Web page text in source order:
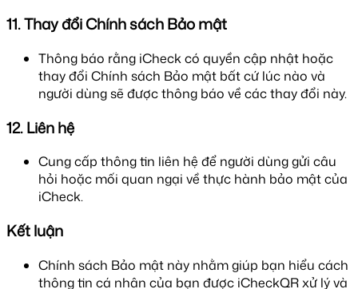
11. Thay đổi Chính sách Bảo mật
Thông báo rằng iCheck có quyền cập nhật hoặc
thay đổi Chính sách Bảo mật bất cứ lúc nào và
người dùng sẽ được thông báo về các thay đổi này.
12. Liên hệ
Cung cấp thông tin liên hệ để người dùng gửi câu
hỏi hoặc mối quan ngại về thực hành bảo mật của
iCheck.
Kết luận
Chính sách Bảo mật này nhằm giúp bạn hiểu cách
thông tin cá nhân của bạn được iCheckQR xử lý và